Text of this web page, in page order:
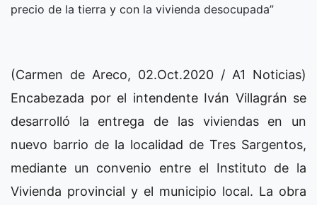
precio de la tierra y con la vivienda desocupada”
(Carmen de Areco, 02.Oct.2020 / A1 Noticias)
Encabezada por el intendente Iván Villagrán se
desarrolló la entrega de las viviendas en un
nuevo barrio de la localidad de Tres Sargentos,
mediante un convenio entre el Instituto de la
Vivienda provincial y el municipio local. La obra